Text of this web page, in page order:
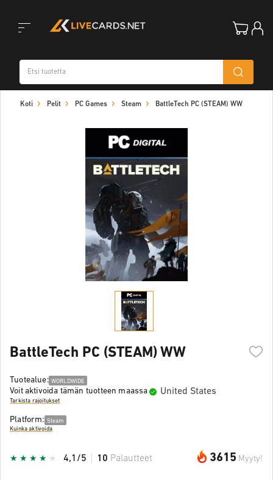
Koti Pelit PC Games Steam BattleTech PC (STEAM) WW
BattleTech PC (STEAM) WW
Tuotealue: WORLDWIDE
Voit aktivoida tämän tuotteen maassa United States
Tarkista rajoitukset
Platform: Steam
Kuinka aktivoida
3615 Myyty!
4,1/5 10 Palautteet